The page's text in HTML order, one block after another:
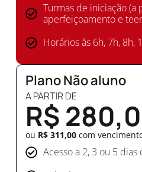
Turmas de iniciação (a
aperfeiçoamento e
Horários às 6h, 7h, 8h,
Plano Não aluno
A PARTIR DE
R$
ou R$ 311,00com
Acesso a 2, 3 ou 5 dias